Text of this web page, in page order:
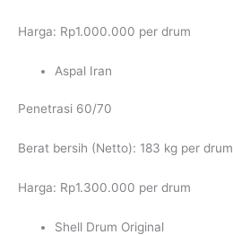
Harga: Rp1.000.000 per drum
Aspal Iran
Penetrasi 60/70
Berat bersih (Netto): 183 kg per drum
Harga: Rp1.300.000 per drum
Shell Drum Original